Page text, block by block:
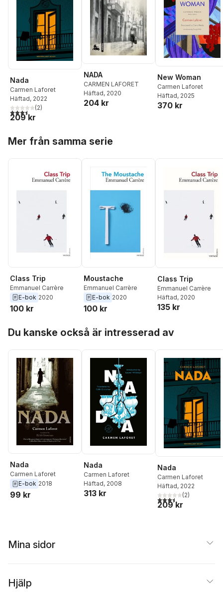
Nada
Carmen Laforet
Häftad, 2022
3,5utav 5 stjärnor. Totalt antal röster:
(2)
209 kr
NADA
CARMEN LAFORET
Häftad, 2020
204 kr
New Woman
Carmen Laforet
Häftad, 2025
370 kr
Mer från samma serie
Class Trip
Emmanuel Carrère
E-bok 2020
100 kr
Moustache
Emmanuel Carrère
E-bok 2020
100 kr
Class Trip
Emmanuel Carrère
Häftad, 2020
135 kr
Du kanske också är intresserad av
Nada
Carmen Laforet
E-bok 2018
99 kr
Nada
Carmen Laforet
Häftad, 2008
313 kr
Nada
Carmen Laforet
Häftad, 2022
3,5utav 5 stjärnor.
(2)
209 kr
Mina sidor
Hjälp